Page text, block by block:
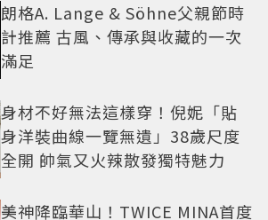
朗格A. Lange & Söhne父親節時
計推薦 古風、傳承與收藏的一次
滿足
身材不好無法這樣穿！倪妮「貼
身洋裝曲線一覽無遺」38歲尺度
全開 帥氣又火辣散發獨特魅力
美神降臨華山！TWICE MINA首度